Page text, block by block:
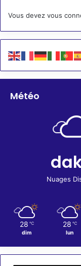
Vous devez vous
Météo
Nuages
28 ℃
dim
28 ℃
lun